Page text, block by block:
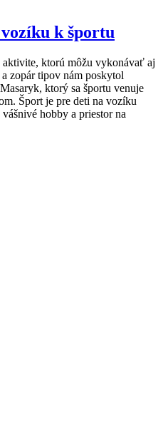
k športu
ktorú môžu vykonávať aj
zopár tipov nám poskytol
ktorý sa športu venuje
Šport je pre deti na vozíku
hobby a priestor na